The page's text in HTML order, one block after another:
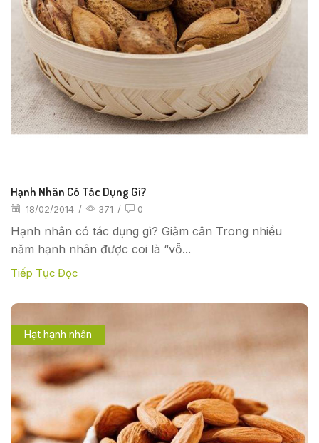
Hạnh Nhân Có Tác Dụng Gì?
18/02/2014 / 371 / 0
Hạnh nhân có tác dụng gì? Giảm cân Trong nhiều
năm hạnh nhân được coi là “vỗ...
Tiếp Tục Đọc
Hạt hạnh nhân